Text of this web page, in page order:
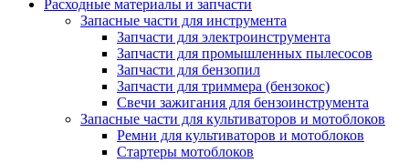
Расходные материалы и запчасти
Запасные части для инструмента
Запчасти для электроинструмента
Запчасти для промышленных пылесосов
Запчасти для бензопил
Запчасти для триммера (бензокос)
Свечи зажигания для бензоинструмента
Запасные части для культиваторов и мотоблоков
Ремни для культиваторов и мотоблоков
Стартеры мотоблоков